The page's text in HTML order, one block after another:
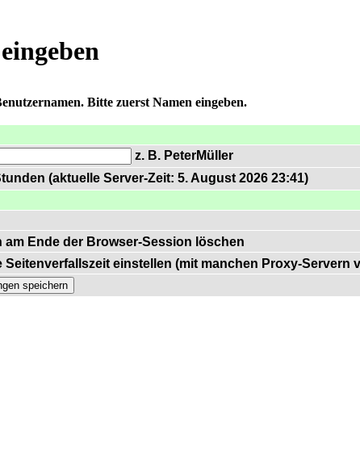
Bitte zuerst Namen eingeben.
z. B. PeterMüller
(aktuelle Server-Zeit: 5. August 2026 23:41)
am Ende der Browser-Session löschen
Seitenverfallszeit einstellen (mit manchen Proxy-Servern